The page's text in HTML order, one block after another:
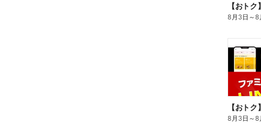
8月3日 ～8
8月3日 ～8